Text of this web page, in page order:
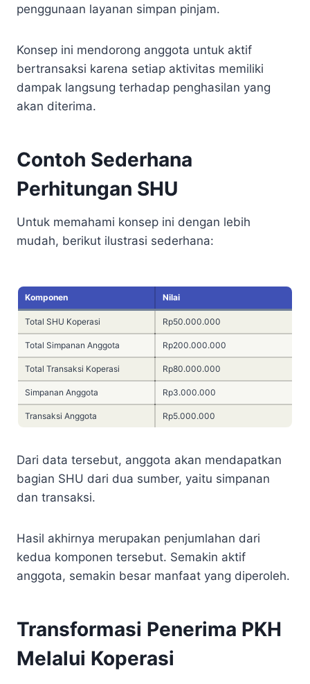
penggunaan layanan simpan pinjam.
Konsep ini mendorong anggota untuk aktif
bertransaksi karena setiap aktivitas memiliki
dampak langsung terhadap penghasilan yang
akan diterima.
Contoh Sederhana
Perhitungan SHU
Untuk memahami konsep ini dengan lebih
mudah, berikut ilustrasi sederhana:
Komponen Nilai
Total SHU Koperasi Rp50.000.000
Total Simpanan Anggota Rp200.000.000
Total Transaksi Koperasi Rp80.000.000
Simpanan Anggota Rp3.000.000
Transaksi Anggota Rp5.000.000
Dari data tersebut, anggota akan mendapatkan
bagian SHU dari dua sumber, yaitu simpanan
dan transaksi.
Hasil akhirnya merupakan penjumlahan dari
kedua komponen tersebut. Semakin aktif
anggota, semakin besar manfaat yang diperoleh.
Transformasi Penerima PKH
Melalui Koperasi